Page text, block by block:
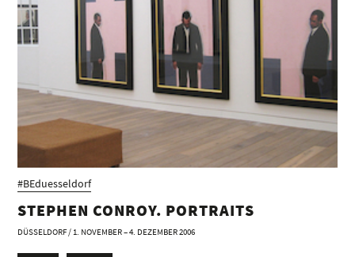
#BEduesseldorf
STEPHEN CONROY. PORTRAITS
DÜSSELDORF / 1. NOVEMBER – 4. DEZEMBER 2006